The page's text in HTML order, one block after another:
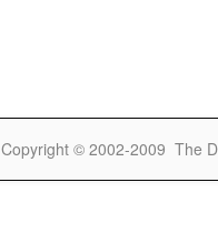
Copyright © 2002-2009 The